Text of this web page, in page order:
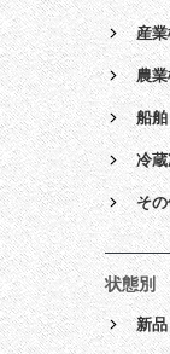
産
農
船舶
冷
そ
状態別
新品